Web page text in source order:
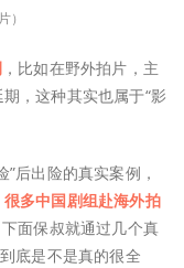
）
，比如在野外拍片，主
，这种其实也属于“影
后出险的真实案例，
很多中国剧组赴海外拍
面保叔就通过几个真
底是不是真的很全